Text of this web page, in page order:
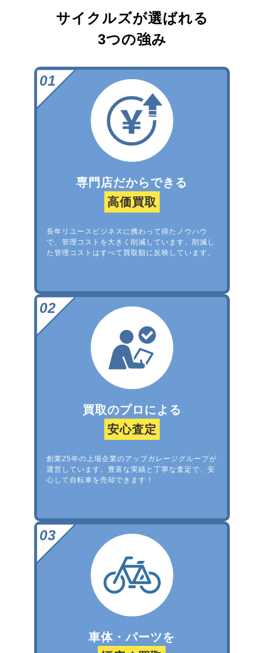
サイクルズが選ばれる
3つの強み
専門店だからできる
高価買取
長年リユースビジネスに携わって得たノウハウ
で、管理コストを大きく削減しています。削減し
た管理コストはすべて買取額に反映しています。
買取のプロによる
安心査定
創業25年の上場企業のアップガレージグループが
運営しています。豊富な実績と丁寧な査定で、安
心して自転車を売却できます！
車体・パーツを